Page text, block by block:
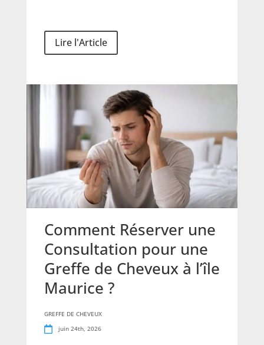
Lire l'Article
Comment Réserver une
Consultation pour une
Greffe de Cheveux à l’île
Maurice ?
GREFFE DE CHEVEUX
juin 24th, 2026